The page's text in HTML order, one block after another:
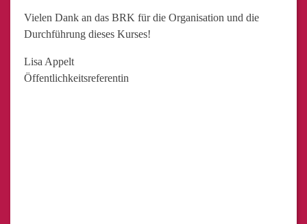
Vielen Dank an das BRK für die Organisation und die
Durchführung dieses Kurses!
Lisa Appelt
Öffentlichkeitsreferentin